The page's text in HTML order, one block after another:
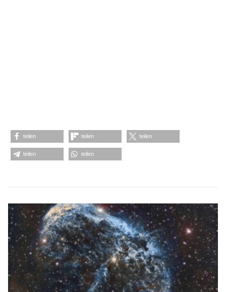
teilen teilen teilen
teilen teilen